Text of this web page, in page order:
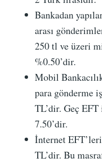
Bankadan
arası
250 tl ve üzeri
%0.50’dir.
Mobil
para gönderme
TL’dir. Geç
7.50’dir.
İnternet
TL’dir. Bu